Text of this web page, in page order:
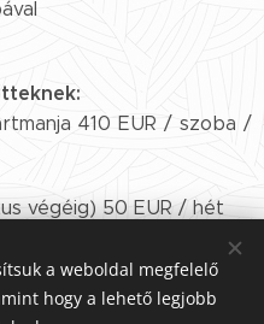
410 EUR / szoba /
végéig) 50 EUR / hét
- vissza)
a weboldal megfelelő
hogy a lehető legjobb